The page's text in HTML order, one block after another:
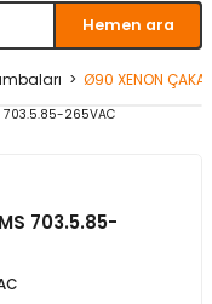
Hemen ara
Ø90 XENON
703.5.85-